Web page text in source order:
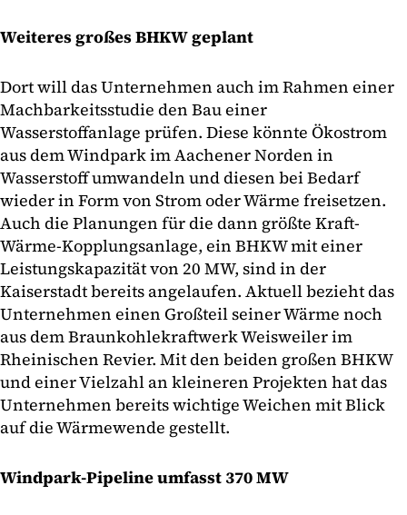
Weiteres großes BHKW geplant
Dort will das Unternehmen auch im Rahmen einer
Machbarkeitsstudie den Bau einer
Wasserstoffanlage prüfen. Diese könnte Ökostrom
aus dem Windpark im Aachener Norden in
Wasserstoff umwandeln und diesen bei Bedarf
wieder in Form von Strom oder Wärme freisetzen.
Auch die Planungen für die dann größte Kraft-
Wärme-Kopplungsanlage, ein BHKW mit einer
Leistungskapazität von 20 MW, sind in der
Kaiserstadt bereits angelaufen. Aktuell bezieht das
Unternehmen einen Großteil seiner Wärme noch
aus dem Braunkohlekraftwerk Weisweiler im
Rheinischen Revier. Mit den beiden großen BHKW
und einer Vielzahl an kleineren Projekten hat das
Unternehmen bereits wichtige Weichen mit Blick
auf die Wärmewende gestellt.
Windpark-Pipeline umfasst 370 MW